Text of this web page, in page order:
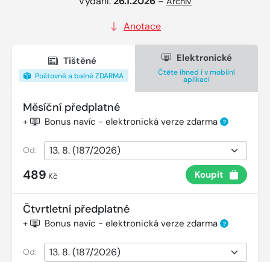
Anotace
Tištěné
Poštovné a balné ZDARMA
Elektronické
Čtěte ihned i v mobilní
aplikaci
Měsíční předplatné
+ Bonus navíc - elektronická verze zdarma ?
Od:
489 Kč Koupit
Čtvrtletní předplatné
+ Bonus navíc - elektronická verze zdarma ?
Od: